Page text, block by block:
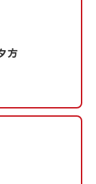
方